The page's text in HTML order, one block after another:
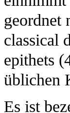
geordnet
classical
epithets
üblichen
Es ist